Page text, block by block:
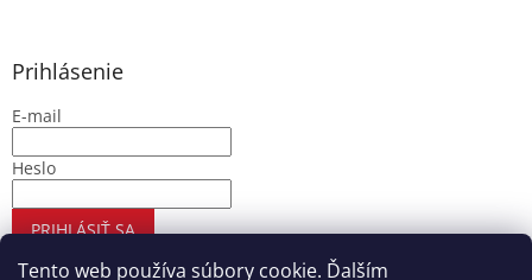
Tento web používa súbory cookie. Ďalším
Prihlásenie
E-mail
Heslo
PRIHLÁSIŤ SA
Nová registrácia Zabudnuté heslo